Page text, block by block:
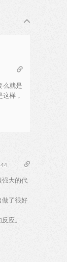
么就是
样，
强大的代
做了很好
应。